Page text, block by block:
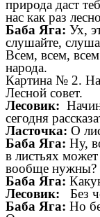
природа даст
нас как раз
Баба Яга: Ух,
слушайте,
Всем, всем,
народа.
Картина № 2. На
Лесной совет.
Лесовик:
сегодня
Ласточка: О
Баба Яга: Ну,
в листьях
вообще нужны?
Баба Яга:
Лесовик:
Без
Баба Яга: Но